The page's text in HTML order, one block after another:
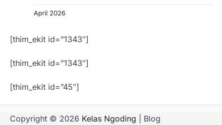
April 2026
[thim_ekit id=”1343″]
[thim_ekit id=”1343″]
[thim_ekit id=”45″]
Copyright © 2026 Kelas Ngoding | Blog